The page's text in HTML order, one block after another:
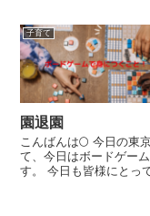
子育て
園退園
こんばんは🌕 今日の東
て、今日はボードゲー
す。 今日も皆様にとっ